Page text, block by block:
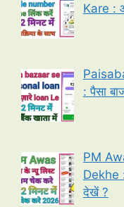
Kare :
: पैसा
PM
Dekhe
देखें ?